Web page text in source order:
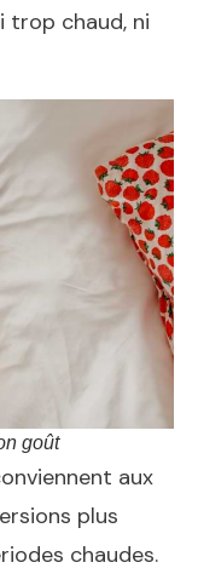
trop chaud, ni
goût
aux
plus
chaudes.